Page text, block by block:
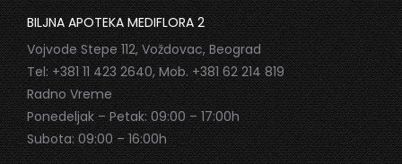
BILJNA APOTEKA MEDIFLORA 2
Vojvode Stepe 112, Voždovac, Beograd
Tel: +381 11 423 2640, Mob. +381 62 214 819
Radno Vreme
Ponedeljak – Petak: 09:00 – 17:00h
Subota: 09:00 – 16:00h